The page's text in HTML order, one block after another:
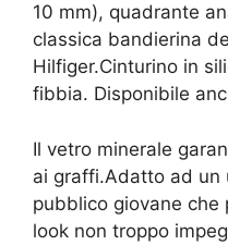
10 mm), quadrante
classica bandierina
Hilfiger.Cinturino in
fibbia. Disponibile
Il vetro minerale
ai graffi.Adatto ad un
pubblico giovane che
look non troppo